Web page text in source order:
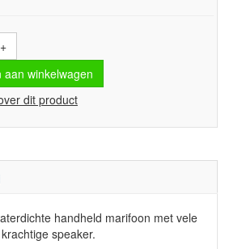
+
aan winkelwagen
dit product
handheld marifoon met vele
speaker.